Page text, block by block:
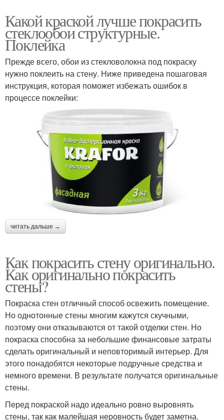
Какой краской лучше покрасить
стеклообои структурные.
Поклейка
Прежде всего, обои из стекловолокна под покраску
нужно поклеить на стену. Ниже приведена пошаговая
инструкция, которая поможет избежать ошибок в
процессе поклейки:
читать дальше →
Как покрасить стену оригинально.
Как оригинально покрасить
стены?
Покраска стен отличный способ освежить помещение.
Но однотонные стены многим кажутся скучными,
поэтому они отказываются от такой отделки стен. Но
покраска способна за небольшие финансовые затраты
сделать оригинальный и неповторимый интерьер. Для
этого понадобятся некоторые подручные средства и
немного времени. В результате получатся оригинальные
стены.
Перед покраской надо идеально ровно выровнять
стены, так как малейшая неровность будет заметна.